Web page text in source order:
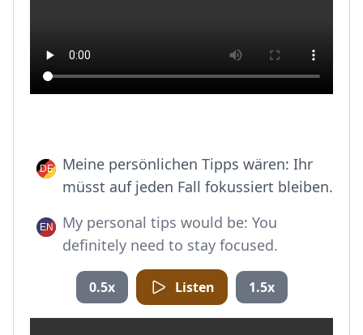
Meine persönlichen Tipps wären: Ihr
müsst auf jeden Fall fokussiert bleiben.
My personal tips would be: You
definitely need to stay focused.
0.5x Listen 1.5x